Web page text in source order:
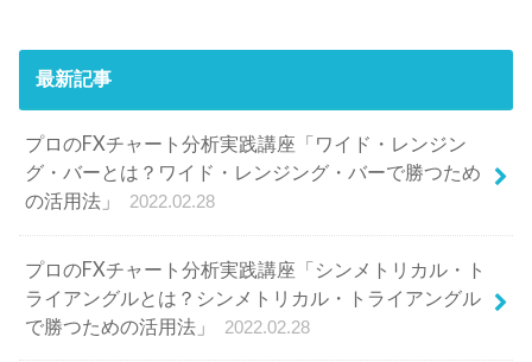
最新記事
プロのFXチャート分析実践講座「ワイド・レンジン
グ・バーとは？ワイド・レンジング・バーで勝つため
の活用法」
2022.02.28
プロのFXチャート分析実践講座「シンメトリカル・ト
ライアングルとは？シンメトリカル・トライアングル
で勝つための活用法」
2022.02.28